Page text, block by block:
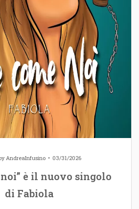
AndreaInfusino 03/31/2026
noi” è il nuovo singolo
di Fabiola